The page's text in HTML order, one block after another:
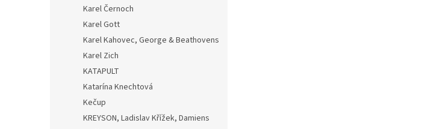
Karel Černoch
Karel Gott
Karel Kahovec, George & Beathovens
Karel Zich
KATAPULT
Katarína Knechtová
Kečup
KREYSON, Ladislav Křížek, Damiens